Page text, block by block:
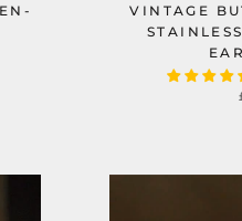
VINTAGE